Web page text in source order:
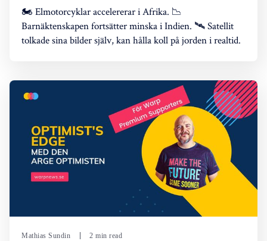
🏍️ Elmotorcyklar accelererar i Afrika. 📉
Barnäktenskapen fortsätter minska i Indien. 🛰️ Satellit
tolkade sina bilder själv, kan hålla koll på jorden i realtid.
Mathias Sundin 2 min read